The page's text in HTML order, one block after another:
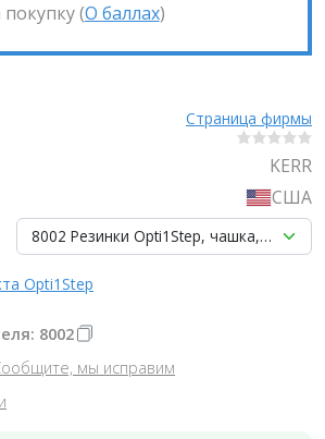
покупку (О баллах)
Страница фирмы
KERR
США
8002 Резинки Opti1Step, чашка, 12шт.,
Opti1Step
8002
мы исправим